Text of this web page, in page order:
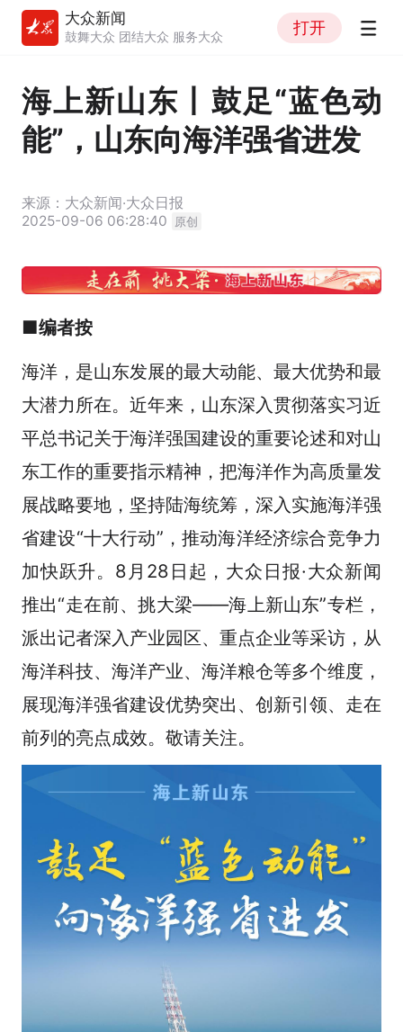
大众新闻
鼓舞大众 团结大众 服务大众
打开
海上新山东丨鼓足“蓝色动
能”，山东向海洋强省进发
来源：大众新闻·大众日报
2025-09-06 06:28:40
原创
■编者按
海洋，是山东发展的最大动能、最大优势和最
大潜力所在。近年来，山东深入贯彻落实习近
平总书记关于海洋强国建设的重要论述和对山
东工作的重要指示精神，把海洋作为高质量发
展战略要地，坚持陆海统筹，深入实施海洋强
省建设“十大行动”，推动海洋经济综合竞争力
加快跃升。8月28日起，大众日报·大众新闻
推出“走在前、挑大梁——海上新山东”专栏，
派出记者深入产业园区、重点企业等采访，从
海洋科技、海洋产业、海洋粮仓等多个维度，
展现海洋强省建设优势突出、创新引领、走在
前列的亮点成效。敬请关注。